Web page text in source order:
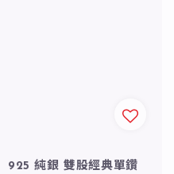
925 純銀 雙股經典單鑽